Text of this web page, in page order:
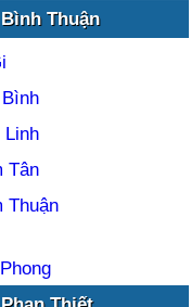
Thuận
Tân
Thuận